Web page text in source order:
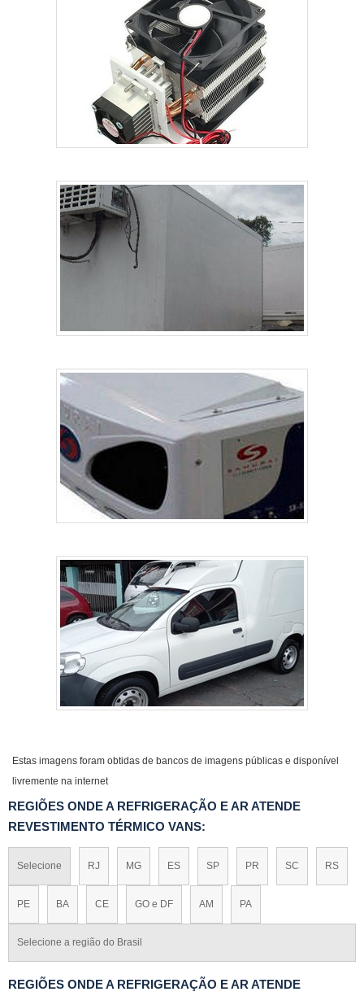
Estas imagens foram obtidas de bancos de imagens públicas e disponível
livremente na internet
REGIÕES ONDE A REFRIGERAÇÃO E AR ATENDE
REVESTIMENTO TÉRMICO VANS:
Selecione RJ MG ES SP PR SC RS
PE BA CE GO e DF AM PA
Selecione a região do Brasil
REGIÕES ONDE A REFRIGERAÇÃO E AR ATENDE